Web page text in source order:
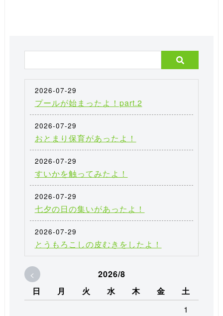
2026-07-29
プールが始まったよ！part.2
2026-07-29
おとまり保育があったよ！
2026-07-29
すいかを触ってみたよ！
2026-07-29
七夕の日の集いがあったよ！
2026-07-29
とうもろこしの皮むきをしたよ！
<
2026/8
日
月 火 水 木 金
土
1